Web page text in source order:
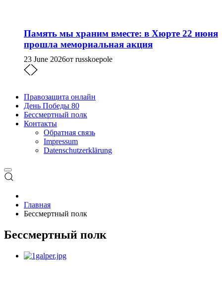
Память мы храним вместе: в Хюрте 22 июня
прошла мемориальная акция
23 June 2026от russkoepole
Правозащита онлайн
День Победы 80
Бессмертный полк
Контакты
Обратная связь
Impressum
Datenschutzerklärung
Главная
Бессмертный полк
Бессмертный полк